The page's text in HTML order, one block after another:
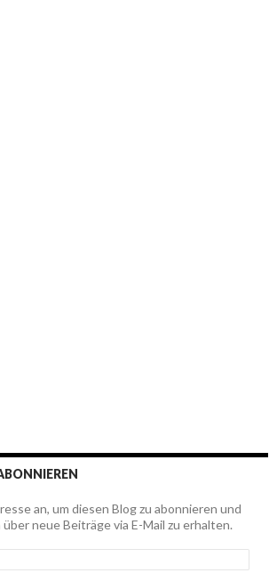
an, um diesen Blog zu abonnieren und
neue Beiträge via E-Mail zu erhalten.